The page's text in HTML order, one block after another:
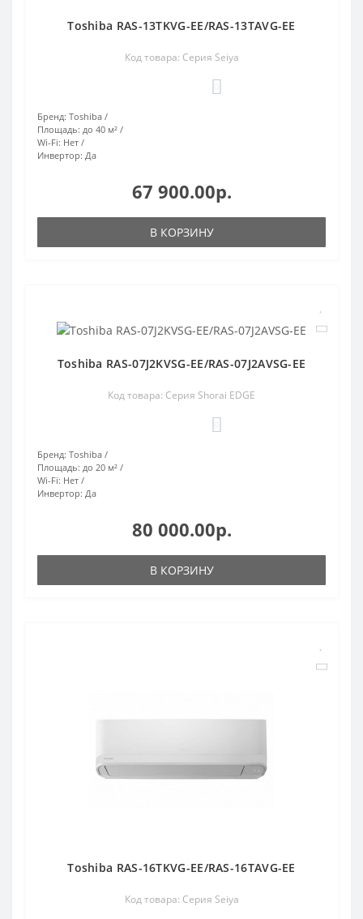
Toshiba RAS-13TKVG-EE/RAS-13TAVG-EE
Код товара: Серия Seiya
Бренд: Toshiba
Площадь: до 40 м²
Wi-Fi: Нет
Инвертор: Да
67 900.00р.
В КОРЗИНУ
Toshiba RAS-07J2KVSG-EE/RAS-07J2AVSG-EE
Код товара: Серия Shorai EDGE
Бренд: Toshiba
Площадь: до 20 м²
Wi-Fi: Нет
Инвертор: Да
80 000.00р.
В КОРЗИНУ
Toshiba RAS-16TKVG-EE/RAS-16TAVG-EE
Код товара: Серия Seiya